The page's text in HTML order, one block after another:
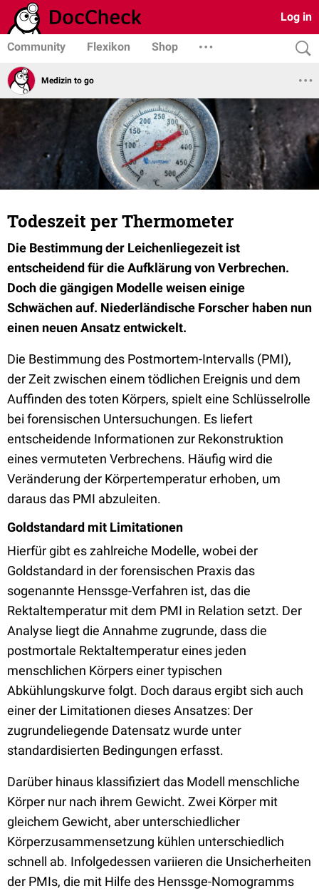
Log in
Community Flexikon Shop
Medizin to go
Todeszeit per Thermometer
Die Bestimmung der Leichenliegezeit ist
entscheidend für die Aufklärung von Verbrechen.
Doch die gängigen Modelle weisen einige
Schwächen auf. Niederländische Forscher haben nun
einen neuen Ansatz entwickelt.
Die Bestimmung des Postmortem-Intervalls (PMI),
der Zeit zwischen einem tödlichen Ereignis und dem
Auffinden des toten Körpers, spielt eine Schlüsselrolle
bei forensischen Untersuchungen. Es liefert
entscheidende Informationen zur Rekonstruktion
eines vermuteten Verbrechens. Häufig wird die
Veränderung der Körpertemperatur erhoben, um
daraus das PMI abzuleiten.
Goldstandard mit Limitationen
Hierfür gibt es zahlreiche Modelle, wobei der
Goldstandard in der forensischen Praxis das
sogenannte Henssge-Verfahren ist, das die
Rektaltemperatur mit dem PMI in Relation setzt. Der
Analyse liegt die Annahme zugrunde, dass die
postmortale Rektaltemperatur eines jeden
menschlichen Körpers einer typischen
Abkühlungskurve folgt. Doch daraus ergibt sich auch
einer der Limitationen dieses Ansatzes: Der
zugrundeliegende Datensatz wurde unter
standardisierten Bedingungen erfasst.
Darüber hinaus klassifiziert das Modell menschliche
Körper nur nach ihrem Gewicht. Zwei Körper mit
gleichem Gewicht, aber unterschiedlicher
Körperzusammensetzung kühlen unterschiedlich
schnell ab. Infolgedessen variieren die Unsicherheiten
der PMIs, die mit Hilfe des Henssge-Nomogramms